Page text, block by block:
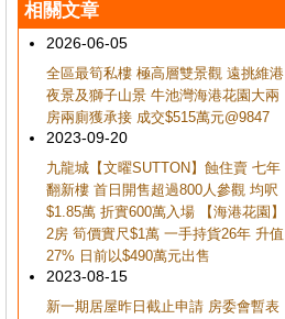
相關文章
2026-06-05
全區最筍私樓 極高層雙景觀 遠挑維港
夜景及獅子山景 牛池灣海港花園大兩
房兩廁獲承接 成交$515萬元@9847
2023-09-20
九龍城【文曜SUTTON】蝕住賣 七年
翻新樓 首日開售超過800人參觀 均呎
$1.85萬 折實600萬入場 【海港花園】
2房 筍價實尺$1萬 一手持貨26年 升值
27% 日前以$490萬元出售
2023-08-15
新一期居屋昨日截止申請 房委會暫表